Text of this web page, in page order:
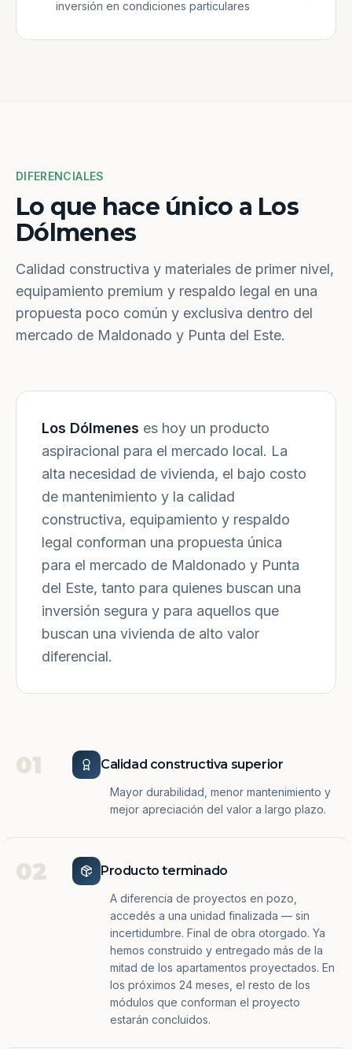
inversión en condiciones particulares
DIFERENCIALES
Lo que hace único a Los
Dólmenes
Calidad constructiva y materiales de primer nivel,
equipamiento premium y respaldo legal en una
propuesta poco común y exclusiva dentro del
mercado de Maldonado y Punta del Este.
Los Dólmenes es hoy un producto
aspiracional para el mercado local. La
alta necesidad de vivienda, el bajo costo
de mantenimiento y la calidad
constructiva, equipamiento y respaldo
legal conforman una propuesta única
para el mercado de Maldonado y Punta
del Este, tanto para quienes buscan una
inversión segura y para aquellos que
buscan una vivienda de alto valor
diferencial.
01 Calidad constructiva superior
Mayor durabilidad, menor mantenimiento y
mejor apreciación del valor a largo plazo.
02 Producto terminado
A diferencia de proyectos en pozo,
accedés a una unidad finalizada — sin
incertidumbre. Final de obra otorgado. Ya
hemos construido y entregado más de la
mitad de los apartamentos proyectados. En
los próximos 24 meses, el resto de los
módulos que conforman el proyecto
estarán concluidos.